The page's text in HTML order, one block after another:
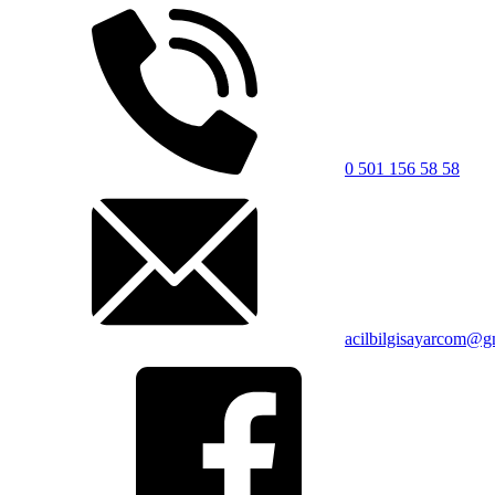
0 501 156 58 58